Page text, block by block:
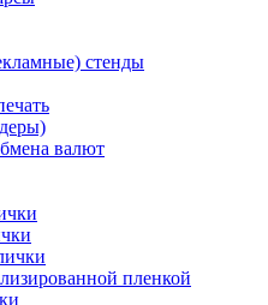
стенды
валют
пленкой